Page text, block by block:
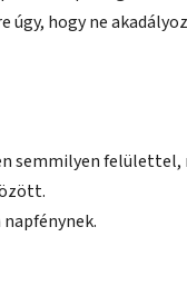
hogy ne
semmilyen